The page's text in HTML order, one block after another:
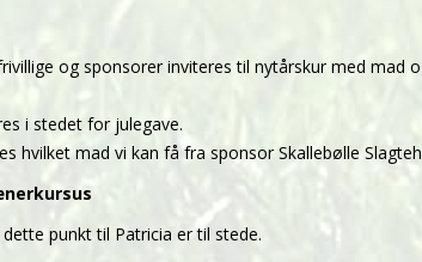
og sponsorer inviteres til nytårskur med mad
i stedet for julegave.
hvilket mad vi kan få fra sponsor Skallebølle
punkt til Patricia er til stede.